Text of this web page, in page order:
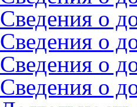
Сведения о
Сведения о
Сведения о
Сведения о